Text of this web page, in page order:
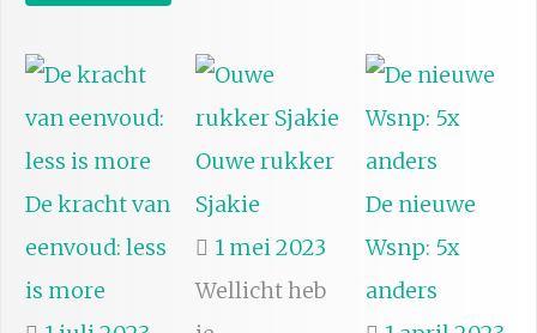
De kracht van
eenvoud: less
is more
Ouwe rukker
Sjakie
1 mei 2023
Wellicht heb
De nieuwe
Wsnp: 5x
anders